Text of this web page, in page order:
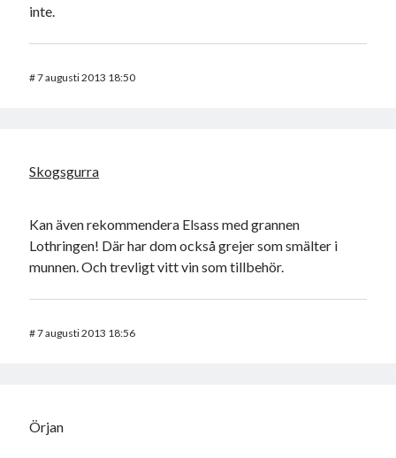
inte.
#7 augusti 2013 18:50
Skogsgurra
Kan även rekommendera Elsass med grannen
Lothringen! Där har dom också grejer som smälter i
munnen. Och trevligt vitt vin som tillbehör.
#7 augusti 2013 18:56
Örjan